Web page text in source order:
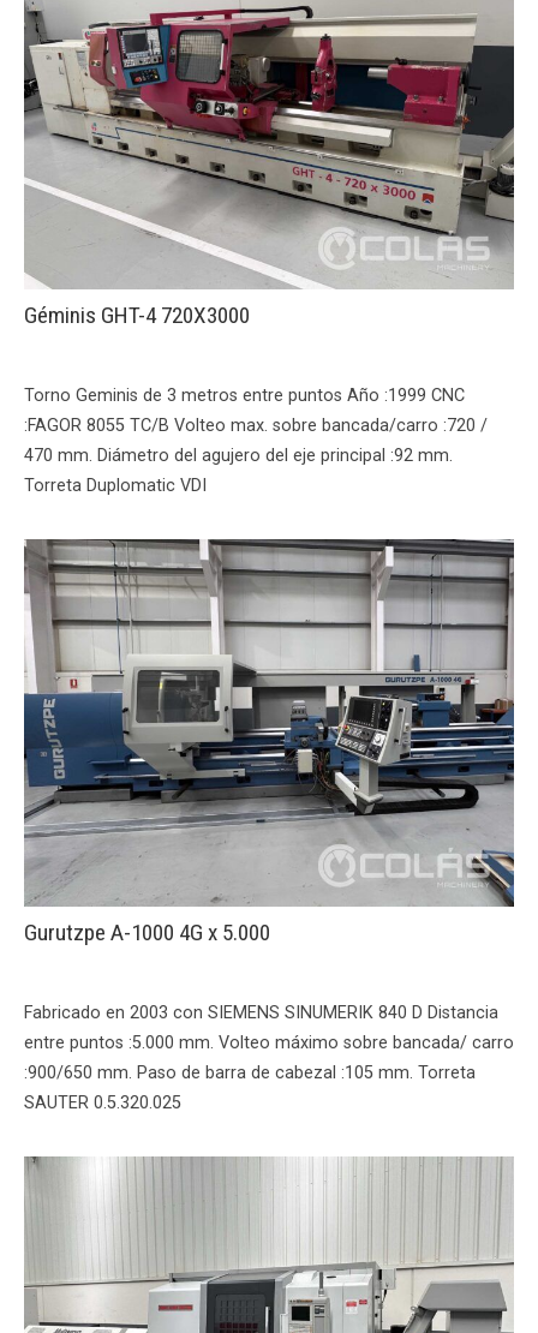
Géminis GHT-4 720X3000
Torno Geminis de 3 metros entre puntos Año :1999 CNC
:FAGOR 8055 TC/B Volteo max. sobre bancada/carro :720 /
470 mm. Diámetro del agujero del eje principal :92 mm.
Torreta Duplomatic VDI
Gurutzpe A-1000 4G x 5.000
Fabricado en 2003 con SIEMENS SINUMERIK 840 D Distancia
entre puntos :5.000 mm. Volteo máximo sobre bancada/ carro
:900/650 mm. Paso de barra de cabezal :105 mm. Torreta
SAUTER 0.5.320.025